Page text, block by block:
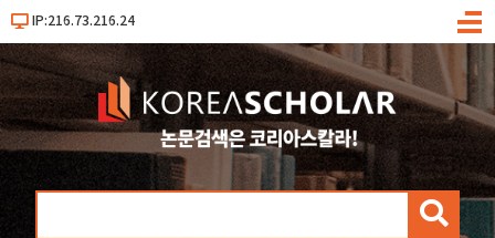
IP:216.73.216.24
메
검